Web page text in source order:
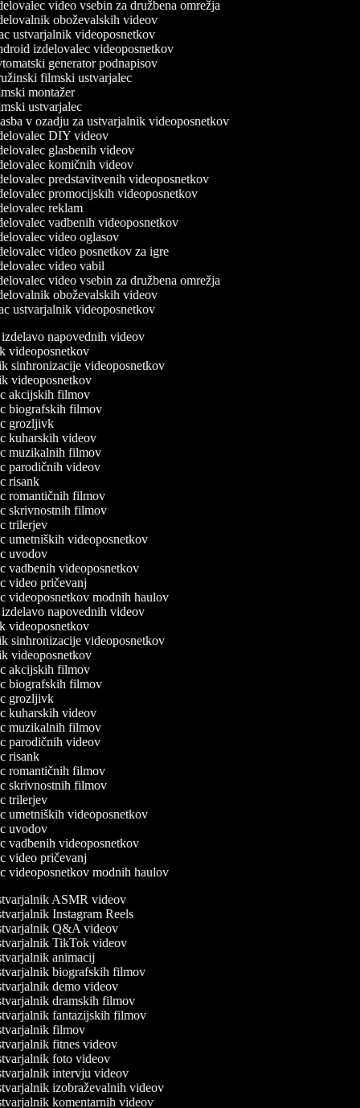
video vsebin za družbena omrežja
oboževalskih videov
ustvarjalnik videoposnetkov
izdelovalec videoposnetkov
generator podnapisov
filmski ustvarjalec
montažer
ustvarjalec
v ozadju za ustvarjalnik videoposnetkov
DIY videov
glasbenih videov
komičnih videov
predstavitvenih videoposnetkov
promocijskih videoposnetkov
reklam
vadbenih videoposnetkov
video oglasov
video posnetkov za igre
video vabil
video vsebin za družbena omrežja
oboževalskih videov
ustvarjalnik videoposnetkov
izdelavo napovednih videov
videoposnetkov
sinhronizacije videoposnetkov
videoposnetkov
akcijskih filmov
biografskih filmov
grozljivk
kuharskih videov
muzikalnih filmov
parodičnih videov
risank
romantičnih filmov
skrivnostnih filmov
trilerjev
umetniških videoposnetkov
uvodov
vadbenih videoposnetkov
video pričevanj
videoposnetkov modnih haulov
izdelavo napovednih videov
videoposnetkov
sinhronizacije videoposnetkov
videoposnetkov
akcijskih filmov
biografskih filmov
grozljivk
kuharskih videov
muzikalnih filmov
parodičnih videov
risank
romantičnih filmov
skrivnostnih filmov
trilerjev
umetniških videoposnetkov
uvodov
vadbenih videoposnetkov
video pričevanj
videoposnetkov modnih haulov
ASMR videov
Instagram Reels
Q&A videov
TikTok videov
animacij
biografskih filmov
demo videov
dramskih filmov
fantazijskih filmov
filmov
fitnes videov
foto videov
intervju videov
izobraževalnih videov
komentarnih videov